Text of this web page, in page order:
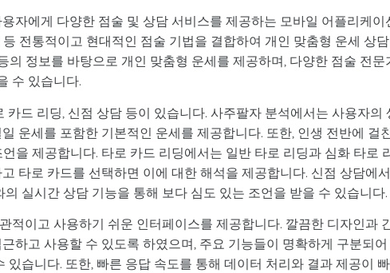
자에게 다양한 점술 및 상담 서비스를 제공하는 모바일 어플리케이
전통적이고 현대적인 점술 기법을 결합하여 개인 맞춤형 운세 상
의 정보를 바탕으로 개인 맞춤형 운세를 제공하며, 다양한 점술 전문
수 있습니다.
드 리딩, 신점 상담 등이 있습니다. 사주팔자 분석에서는 사용자의
운세를 포함한 기본적인 운세를 제공합니다. 또한, 인생 전반에 걸
을 제공합니다. 타로 카드 리딩에서는 일반 타로 리딩과 심화 타로
타로 카드를 선택하면 이에 대한 해석을 제공합니다. 신점 상담에서
실시간 상담 기능을 통해 보다 심도 있는 조언을 받을 수 있습니다.
적이고 사용하기 쉬운 인터페이스를 제공합니다. 깔끔한 디자인과
하고 사용할 수 있도록 하였으며, 주요 기능들이 명확하게 구분되어
습니다. 또한, 빠른 응답 속도를 통해 데이터 처리와 결과 제공이